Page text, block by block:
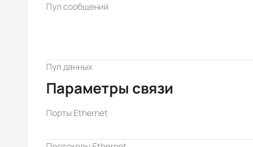
Пул сообщений
Пул данных
Параметры связи
Порты Ethernet